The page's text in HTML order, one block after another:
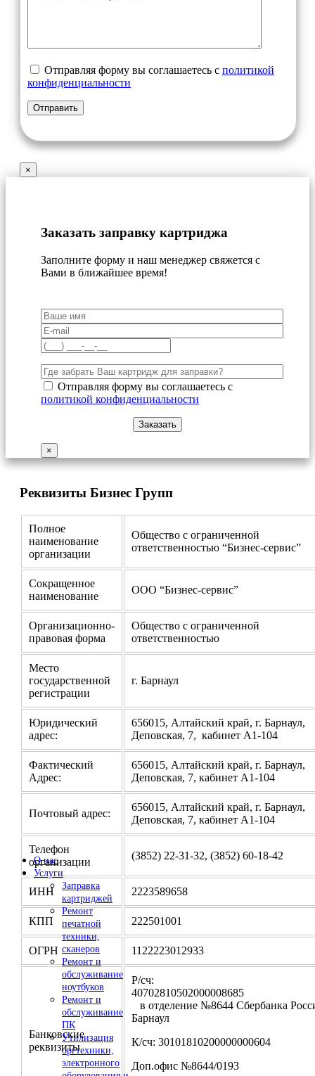
О нас
Услуги
Заправка
картриджей
Ремонт
печатной
техники,
сканеров
Ремонт и
обслуживание
ноутбуков
Ремонт и
обслуживание
ПК
Утилизация
оргтехники,
электронного
Отправляя форму вы соглашаетесь с политикой
конфиденциальности
×
Заказать заправку картриджа
Заполните форму и наш менеджер свяжется с
Вами в ближайшее время!
Отправляя форму вы соглашаетесь с
политикой конфиденциальности
×
Реквизиты Бизнес Групп
Полное
наименование
организации
Общество с ограниченной
ответственностью “Бизнес-сервис”
Сокращенное
наименование
ООО “Бизнес-сервис”
Организационно-
правовая форма
Общество с ограниченной
ответственностью
Место
государственной
регистрации
г. Барнаул
Юридический
адрес:
656015, Алтайский край, г. Барнаул,
Деповская, 7, кабинет А1-104
Фактический
Адрес:
656015, Алтайский край, г. Барнаул,
Деповская, 7, кабинет А1-104
Почтовый адрес:
656015, Алтайский край, г. Барнаул,
Деповская, 7, кабинет А1-104
Телефон
организации
(3852) 22-31-32, (3852) 60-18-42
ИНН 2223589658
КПП 222501001
ОГРН 1122223012933
Банковские
реквизиты
Р/сч:
в отделение №8644 Сбербанка
Барнаул
К/сч: 30101810200000000604
Доп.офис №8644/0193